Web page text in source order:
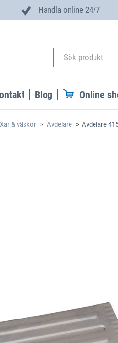
Handla online 24/7
Blog Online
& väskor Avdelare Avdelare